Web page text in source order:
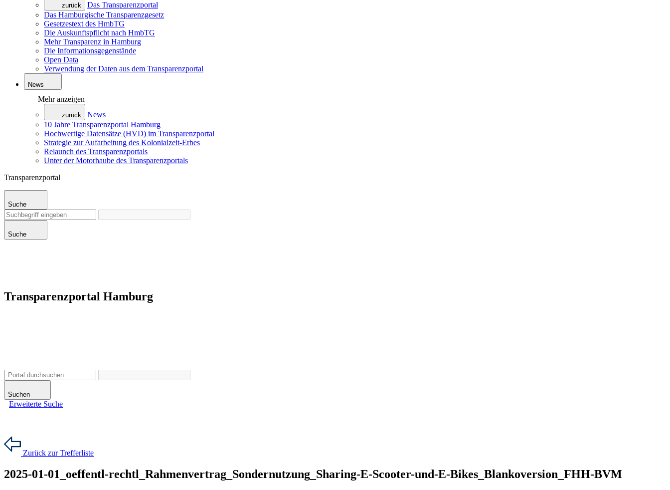
zurück
Das Transparenzportal
Das Hamburgische Transparenzgesetz
Gesetzestext des HmbTG
Die Auskunftspflicht nach HmbTG
Mehr Transparenz in Hamburg
Die Informationsgegenstände
Open Data
Verwendung der Daten aus dem Transparenzportal
News
Mehr anzeigen
zurück
News
10 Jahre Transparenzportal Hamburg
Hochwertige Datensätze (HVD) im Transparenzportal
Strategie zur Aufarbeitung des Kolonialzeit-Erbes
Relaunch des Transparenzportals
Unter der Motorhaube des Transparenzportals
Transparenzportal
Suche
Suche
Transparenzportal Hamburg
Suchen
Erweiterte Suche
Zurück zur Trefferliste
2025-01-01_oeffentl-rechtl_Rahmenvertrag_Sondernutzung_Sharing-E-Scooter-und-E-Bikes_Blankoversion_FHH-BVM